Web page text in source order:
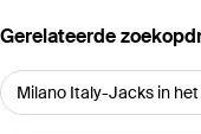
Gerelateerde
Milano Italy-Jacks in